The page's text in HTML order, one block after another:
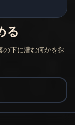
る
の下に潜む何かを探